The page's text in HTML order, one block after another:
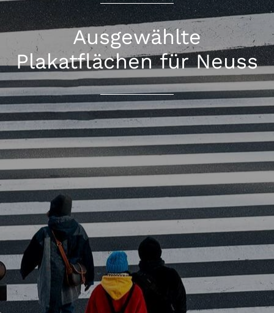
Ausgewählte
Plakatflächen für Neuss